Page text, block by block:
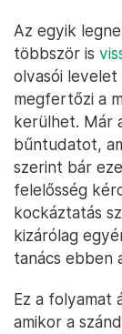
Az egyik
többször is
olvasói
megfertőzi a
kerülhet. Már
bűntudatot,
szerint bár
felelősség
kockáztatás
kizárólag
tanács ebben
Ez a folyamat
amikor a